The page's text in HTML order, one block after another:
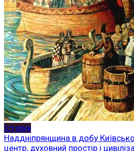
Історія
Наддніпрянщина в добу
центр, духовний простір і